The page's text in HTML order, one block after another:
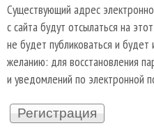
Существующий адрес
с сайта будут отсылаться на
не будет публиковаться и
желанию: для восстановления
и уведомлений по электронной